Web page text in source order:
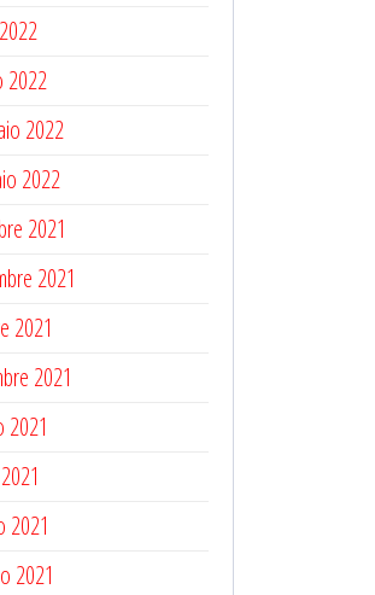
2022
2022
2022
2021
2021
2021
2021
2021
2021
2021